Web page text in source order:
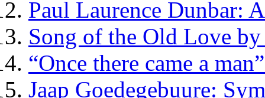
Paul Laurence Dunbar:
Song of the Old Love
“Once there came a
Jaap Goedegebuure: